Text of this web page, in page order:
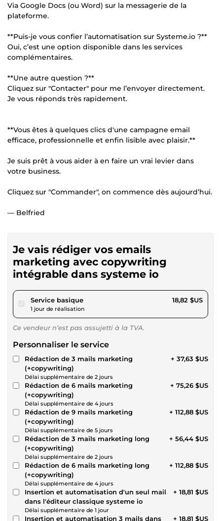
Via Google Docs (ou Word) sur la messagerie de la
plateforme.
**Puis-je vous confier l’automatisation sur Systeme.io ?**
Oui, c’est une option disponible dans les services
complémentaires.
**Une autre question ?**
Cliquez sur "Contacter" pour me l’envoyer directement.
Je vous réponds très rapidement.
**Vous êtes à quelques clics d'une campagne email
efficace, professionnelle et enfin lisible avec plaisir.**
Je suis prêt à vous aider à en faire un vrai levier dans
votre business.
Cliquez sur "Commander", on commence dès aujourd’hui.
— Belfried
Je vais rédiger vos emails
marketing avec copywriting
intégrable dans systeme io
Service basiquepour 17,34 $US
1 jour de réalisation
18,82 $US
Ce vendeur n’est pas assujetti à la TVA.
Personnaliser le service
Rédaction de 3 mails marketing
(+copywriting)
Délai supplémentaire de 2 jours
+ 37,63 $US
Rédaction de 6 mails marketing
(+copywriting)
Délai supplémentaire de 4 jours
+ 75,26 $US
Rédaction de 9 mails marketing
(+copywriting)
Délai supplémentaire de 5 jours
+ 112,88 $US
Rédaction de 3 mails marketing long
(+copywriting)
Délai supplémentaire de 2 jours
+ 56,44 $US
Rédaction de 6 mails marketing long
(+copywriting)
Délai supplémentaire de 4 jours
+ 112,88 $US
Insertion et automatisation d'un seul mail
dans l'éditeur classique systeme io
Délai supplémentaire de 1 jour
+ 18,81 $US
Insertion et automatisation 3 mails dans
+ 18,81 $US